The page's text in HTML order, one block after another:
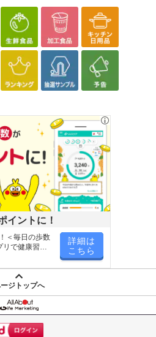
よりお届けする商品は、ご利用いた
とを目的としており、転売等は固く
認された場合は、サービス利用を停
の発送完了後、
示されない場合もございます。予
イントに！
＜毎日の歩数
で健康習慣
詳細は
こちら
ジトップへ